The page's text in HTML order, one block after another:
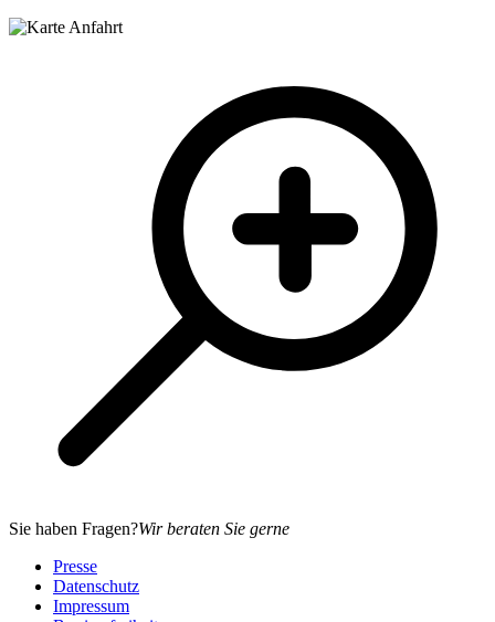
Sie haben Fragen?Wir beraten Sie gerne
Presse
Datenschutz
Impressum